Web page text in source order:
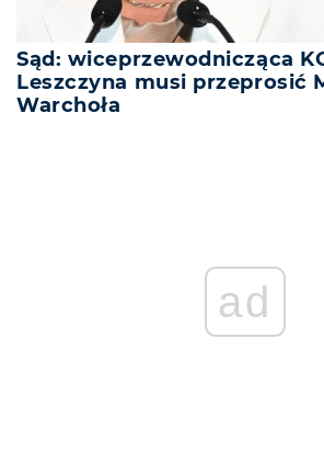
Sąd: wiceprzewodnicząca
Leszczyna musi przeprosić
Warchoła
ad